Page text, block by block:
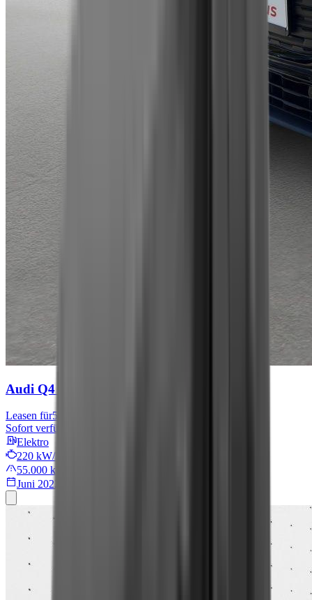
Audi Q4 e-tron
Leasen für567 € mtl.
Sofort verfügbar
Elektro
220 kW/299 PS
55.000 km
Juni 2022